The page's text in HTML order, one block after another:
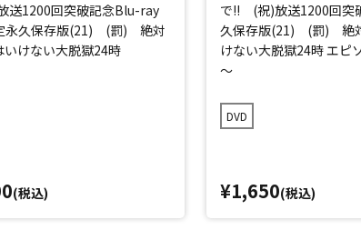
1200回突破記念Blu-ray
永久保存版(21) (罰) 絶対
いけない大脱獄24時
(税込)
で!! (祝)放送1200回突
久保存版(21) (罰) 絶
けない大脱獄24時 エピ
～
DVD
¥1,650(税込)